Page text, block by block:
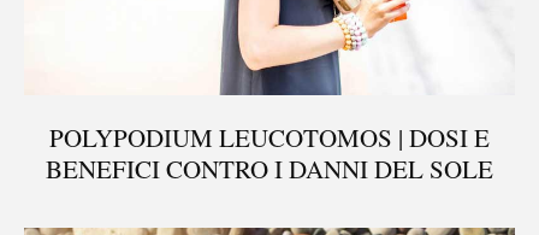
POLYPODIUM LEUCOTOMOS | DOSI E
BENEFICI CONTRO I DANNI DEL SOLE